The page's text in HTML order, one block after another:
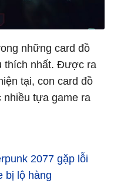
những card đồ
thích nhất. Được ra
tại, con card đồ
tựa game ra
2077 gặp lỗi
bị lộ hàng